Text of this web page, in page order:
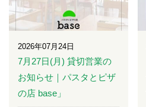
2026年07月24日
7月27日(月) 貸切営業の
お知らせ｜パスタとピザ
の店 base」